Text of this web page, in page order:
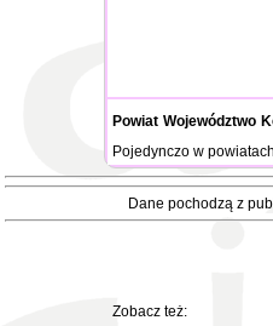
Powiat Województwo
Pojedynczo w
Dane pochodzą z
Zobacz też: